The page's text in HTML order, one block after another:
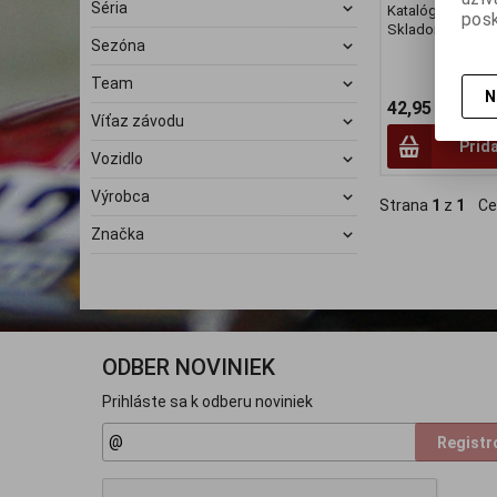
Séria
Sezóna
Team
Víťaz závodu
Vozidlo
Výrobca
Značka
Katalógové číslo:
Skladom:
1 ks
42,95 EUR
Strana 1 z 1
ODBER NOVINIEK
Prihláste sa k odberu noviniek